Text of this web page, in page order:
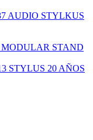
AUDIO STYLKUS
MODULAR STAND
STYLUS 20 AÑOS